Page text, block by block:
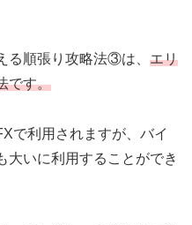
る順張り攻略法③は、 エリ
です。
で利用されますが、バイ
大いに利用することができ